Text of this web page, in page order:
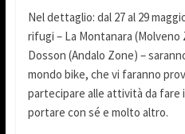
Nel dettaglio: dal 27 al 29
rifugi – La Montanara (Molveno
Dosson (Andalo Zone) –
mondo bike, che vi faranno
partecipare alle attività da fare
portare con sé e molto altro.